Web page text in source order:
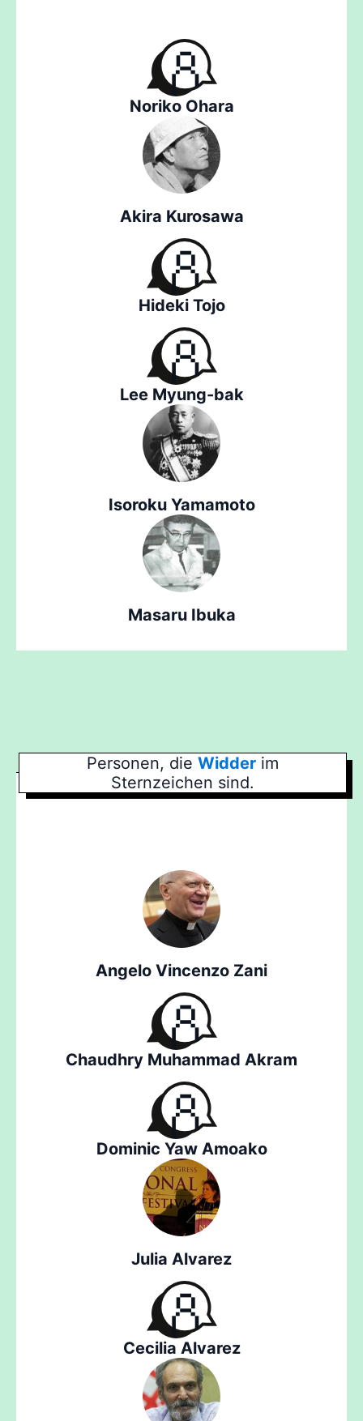
Noriko Ohara
Akira Kurosawa
Hideki Tojo
Lee Myung-bak
Isoroku Yamamoto
Masaru Ibuka
Personen, die Widder im
Sternzeichen sind.
Angelo Vincenzo Zani
Chaudhry Muhammad Akram
Dominic Yaw Amoako
Julia Alvarez
Cecilia Alvarez